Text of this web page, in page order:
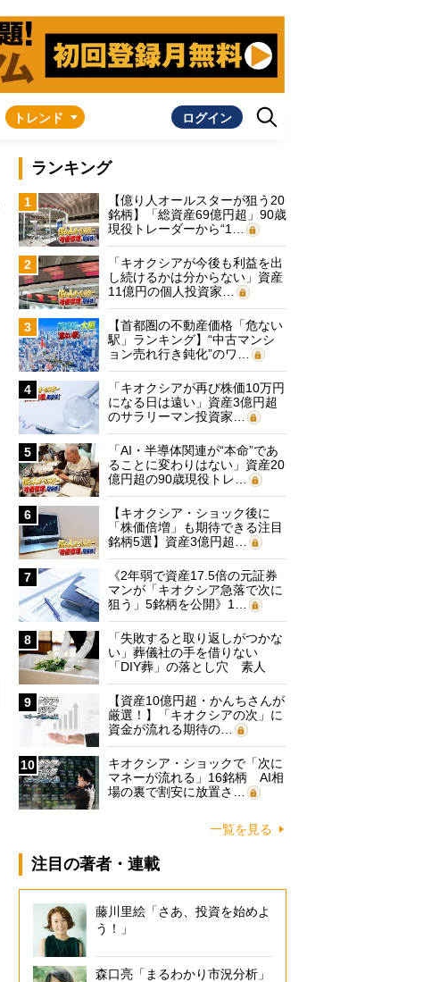
トレンド ログイン
ランキング
1
【億り人オールスターが狙う20
銘柄】「総資産69億円超」90歳
現役トレーダーから“1…
2
「キオクシアが今後も利益を出
し続けるかは分からない」資産
11億円の個人投資家…
3
【首都圏の不動産価格「危ない
駅」ランキング】“中古マンシ
ョン売れ行き鈍化”のワ…
4
「キオクシアが再び株価10万円
になる日は遠い」資産3億円超
のサラリーマン投資家…
5
「AI・半導体関連が“本命”であ
ることに変わりはない」資産20
億円超の90歳現役トレ…
6
【キオクシア・ショック後に
「株価倍増」も期待できる注目
銘柄5選】資産3億円超…
7
《2年弱で資産17.5倍の元証券
マンが「キオクシア急落で次に
狙う」5銘柄を公開》1…
8
「失敗すると取り返しがつかな
い」葬儀社の手を借りない
「DIY葬」の落とし穴 素人
に…
9
【資産10億円超・かんちさんが
厳選！】「キオクシアの次」に
資金が流れる期待の…
10
キオクシア・ショックで「次に
マネーが流れる」16銘柄 AI相
場の裏で割安に放置さ…
一覧を見る
注目の著者・連載
藤川里絵「さあ、投資を始めよ
う！」
森口亮「まるわかり市況分析」